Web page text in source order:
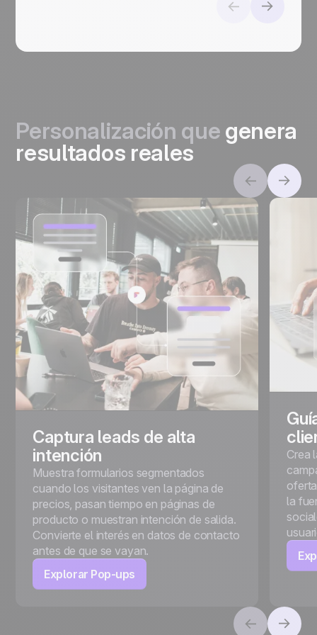
Personalización que genera
resultados reales
Captura leads de alta
intención
Muestra formularios segmentados
cuando los visitantes ven la página de
precios, pasan tiempo en páginas de
producto o muestran intención de salida.
Convierte el interés en datos de contacto
antes de que se vayan.
Explorar Pop-ups
Crea
la